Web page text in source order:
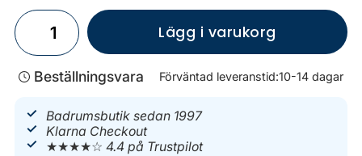
Lägg i varukorg
Beställningsvara Förväntad leveranstid:10-14 dagar
Badrumsbutik sedan 1997
Klarna Checkout
★★★★☆4.4 på Trustpilot